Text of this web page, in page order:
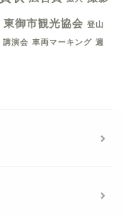
東御市観光協会 登山
講演会 車両マーキング 週